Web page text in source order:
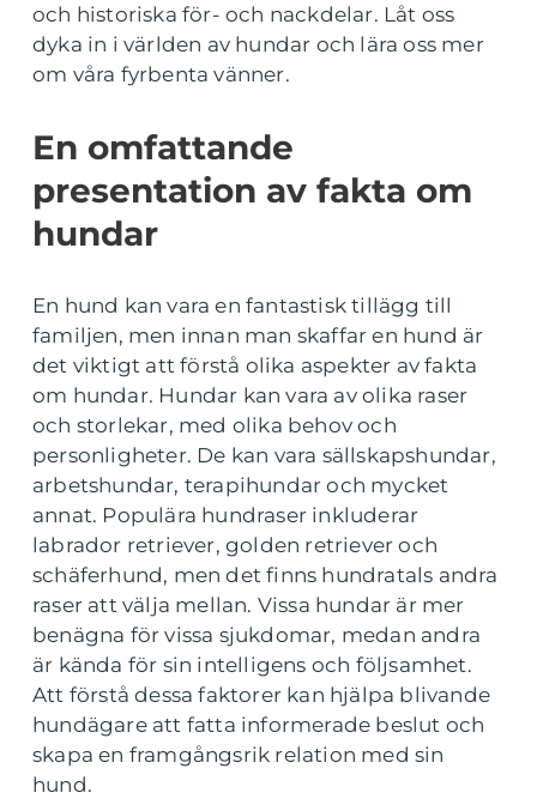
och historiska för- och nackdelar. Låt oss
dyka in i världen av hundar och lära oss mer
om våra fyrbenta vänner.
En omfattande
presentation av fakta om
hundar
En hund kan vara en fantastisk tillägg till
familjen, men innan man skaffar en hund är
det viktigt att förstå olika aspekter av fakta
om hundar. Hundar kan vara av olika raser
och storlekar, med olika behov och
personligheter. De kan vara sällskapshundar,
arbetshundar, terapihundar och mycket
annat. Populära hundraser inkluderar
labrador retriever, golden retriever och
schäferhund, men det finns hundratals andra
raser att välja mellan. Vissa hundar är mer
benägna för vissa sjukdomar, medan andra
är kända för sin intelligens och följsamhet.
Att förstå dessa faktorer kan hjälpa blivande
hundägare att fatta informerade beslut och
skapa en framgångsrik relation med sin
hund.